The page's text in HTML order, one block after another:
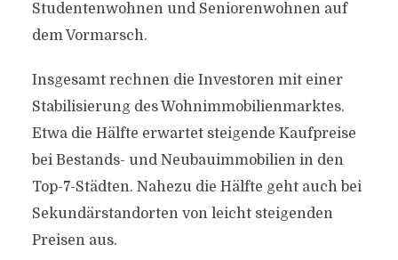
Studentenwohnen und Seniorenwohnen auf
dem Vormarsch.
Insgesamt rechnen die Investoren mit einer
Stabilisierung des Wohnimmobilienmarktes.
Etwa die Hälfte erwartet steigende Kaufpreise
bei Bestands- und Neubauimmobilien in den
Top-7-Städten. Nahezu die Hälfte geht auch bei
Sekundärstandorten von leicht steigenden
Preisen aus.